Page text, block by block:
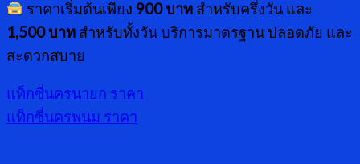
ราคาเริ่มต้นเพียง 900 บาทสำหรับครึ่งวัน และ
1,500 บาท สำหรับทั้งวัน บริการมาตรฐาน ปลอดภัย และ
สะดวกสบาย
แท็กซี่นครนายก ราคา
แท็กซี่นครพนม ราคา